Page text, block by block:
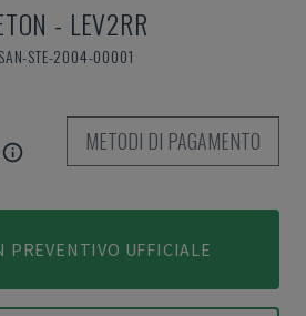
- LEV2RR
STE-2004-00001
METODI DI PAGAMENTO
PREVENTIVO UFFICIALE